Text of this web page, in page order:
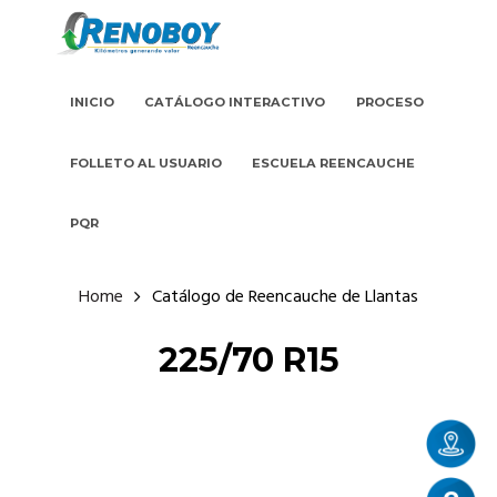
INICIO CATÁLOGO INTERACTIVO PROCESO
FOLLETO AL USUARIO ESCUELA REENCAUCHE
PQR
Home Catálogo de Reencauche de Llantas
225/70 R15